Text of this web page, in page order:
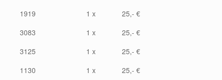
1919
1 x
25,- €
3083
1 x
25,- €
3125
1 x
25,- €
1130
1 x
25,- €